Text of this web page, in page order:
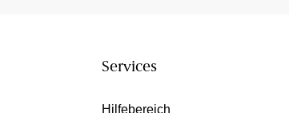
Services
Hilfebereich